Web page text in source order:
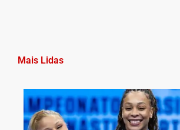
Mais Lidas